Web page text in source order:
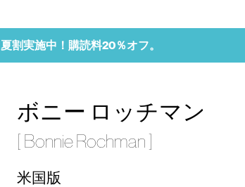
夏割実施中！購読料20％オフ。
ボニー ロッチマン
[ Bonnie Rochman ]
米国版